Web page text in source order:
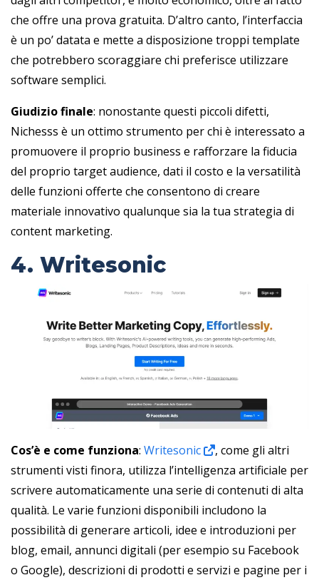
che offre una prova gratuita. D’altro canto, l’interfaccia
è un po’ datata e mette a disposizione troppi template
che potrebbero scoraggiare chi preferisce utilizzare
software semplici.
Giudizio finale: nonostante questi piccoli difetti,
Nichesss è un ottimo strumento per chi è interessato a
promuovere il proprio business e rafforzare la fiducia
del proprio target audience, dati il costo e la versatilità
delle funzioni offerte che consentono di creare
materiale innovativo qualunque sia la tua strategia di
content marketing.
4. Writesonic
Cos’è e come funziona: Writesonic
, come gli altri
strumenti visti finora, utilizza l’intelligenza artificiale per
scrivere automaticamente una serie di contenuti di alta
qualità. Le varie funzioni disponibili includono la
possibilità di generare articoli, idee e introduzioni per
blog, email, annunci digitali (per esempio su Facebook
o Google), descrizioni di prodotti e servizi e pagine per i